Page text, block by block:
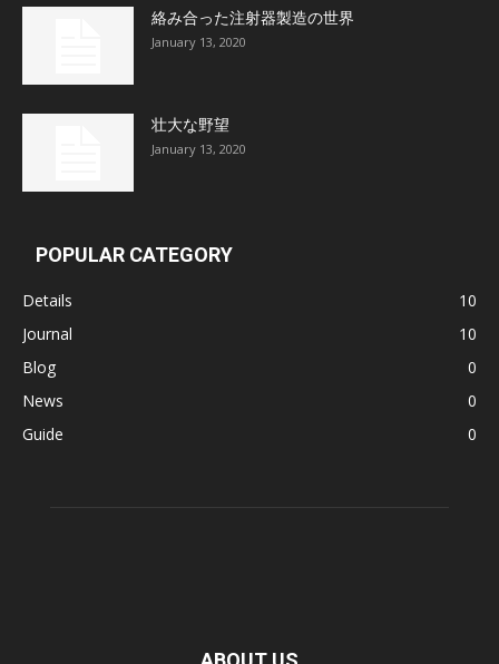
絡み合った注射器製造の世界
January 13, 2020
壮大な野望
January 13, 2020
POPULAR CATEGORY
Details
10
Journal
10
Blog
0
News
0
Guide
0